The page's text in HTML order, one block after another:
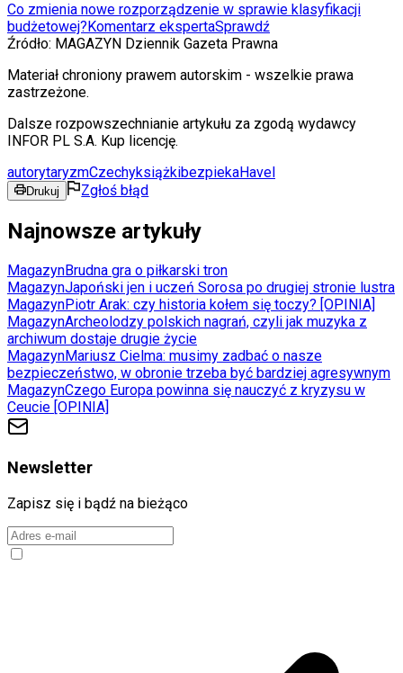
Co zmienia nowe rozporządzenie w sprawie klasyfikacji
budżetowej?Komentarz ekspertaSprawdź
Źródło: MAGAZYN Dziennik Gazeta Prawna
Materiał chroniony prawem autorskim - wszelkie prawa
zastrzeżone.
Dalsze rozpowszechnianie artykułu za zgodą wydawcy
INFOR PL S.A. Kup licencję.
autorytaryzmCzechyksiążkibezpiekaHavel
Drukuj Zgłoś błąd
Najnowsze artykuły
MagazynBrudna gra o piłkarski tron
MagazynJapoński jen i uczeń Sorosa po drugiej stronie lustra
MagazynPiotr Arak: czy historia kołem się toczy? [OPINIA]
MagazynArcheolodzy polskich nagrań, czyli jak muzyka z
archiwum dostaje drugie życie
MagazynMariusz Cielma: musimy zadbać o nasze
bezpieczeństwo, w obronie trzeba być bardziej agresywnym
MagazynCzego Europa powinna się nauczyć z kryzysu w
Ceucie [OPINIA]
Newsletter
Zapisz się i bądź na bieżąco